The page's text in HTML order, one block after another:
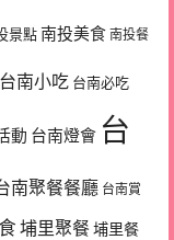
景點 南投美食 南投餐
台南小吃 台南必吃
動 台南燈會 台
南聚餐餐廳 台南賞
埔里聚餐埔里餐